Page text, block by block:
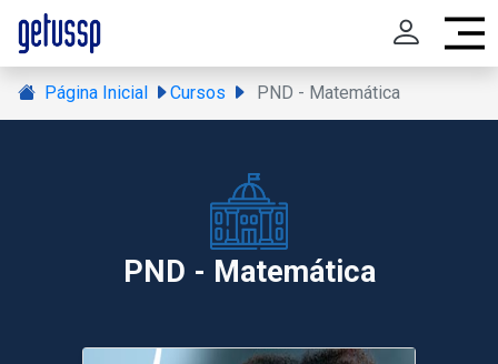
Página Inicial Cursos PND - Matemática
PND - Matemática